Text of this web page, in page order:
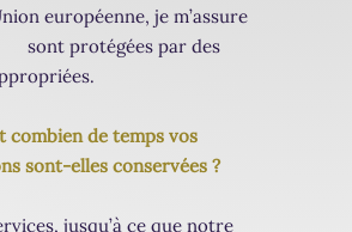
européenne, je m’assure
protégées par des
combien de temps vos
sont-elles conservées ?
jusqu’à ce que notre